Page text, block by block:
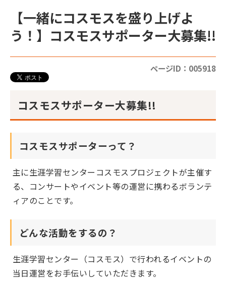
【一緒にコスモスを盛り上げよ
う！】コスモスサポーター大募集!!
ページID：005918
コスモスサポーター大募集!!
コスモスサポーターって？
主に生涯学習センターコスモスプロジェクトが主催す
る、コンサートやイベント等の運営に携わるボランテ
ィアのことです。
どんな活動をするの？
生涯学習センター（コスモス）で行われるイベントの
当日運営をお手伝いしていただきます。